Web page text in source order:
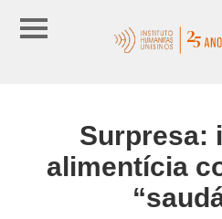
Surpresa:
alimentícia